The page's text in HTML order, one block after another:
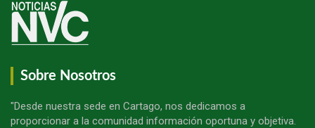
Sobre Nosotros
"Desde nuestra sede en Cartago, nos dedicamos a
proporcionar a la comunidad información oportuna y objetiva.